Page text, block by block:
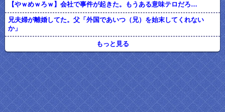
【やｗめｗろｗ】会社で事件が起きた。もうある意味テロだろ…
兄夫婦が離婚してた。父「外国であいつ（兄）を始末してくれない
か」
もっと見る